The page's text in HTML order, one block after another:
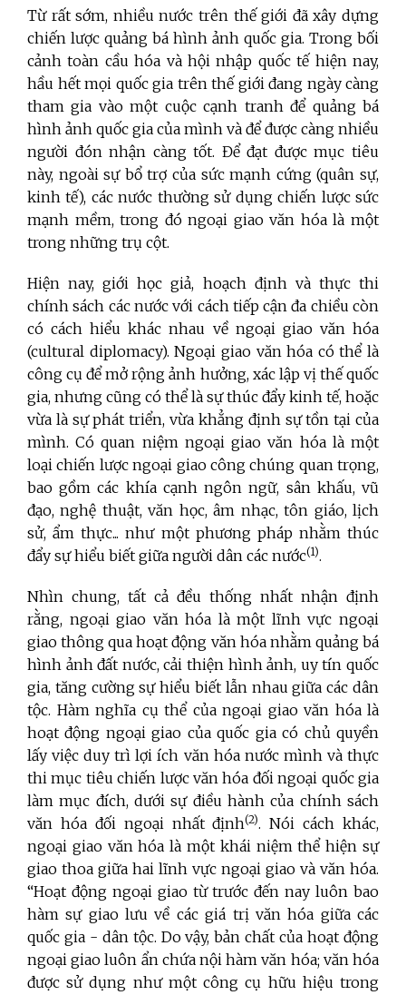
Từ rất sớm, nhiều nước trên thế giới đã xây dựng
chiến lược quảng bá hình ảnh quốc gia. Trong bối
cảnh toàn cầu hóa và hội nhập quốc tế hiện nay,
hầu hết mọi quốc gia trên thế giới đang ngày càng
tham gia vào một cuộc cạnh tranh để quảng bá
hình ảnh quốc gia của mình và để được càng nhiều
người đón nhận càng tốt. Để đạt được mục tiêu
này, ngoài sự bổ trợ của sức mạnh cứng (quân sự,
kinh tế), các nước thường sử dụng chiến lược sức
mạnh mềm, trong đó ngoại giao văn hóa là một
trong những trụ cột.
Hiện nay, giới học giả, hoạch định và thực thi
chính sách các nước với cách tiếp cận đa chiều còn
có cách hiểu khác nhau về ngoại giao văn hóa
(cultural diplomacy). Ngoại giao văn hóa có thể là
công cụ để mở rộng ảnh hưởng, xác lập vị thế quốc
gia, nhưng cũng có thể là sự thúc đẩy kinh tế, hoặc
vừa là sự phát triển, vừa khẳng định sự tồn tại của
mình. Có quan niệm ngoại giao văn hóa là một
loại chiến lược ngoại giao công chúng quan trọng,
bao gồm các khía cạnh ngôn ngữ, sân khấu, vũ
đạo, nghệ thuật, văn học, âm nhạc, tôn giáo, lịch
sử, ẩm thực... như một phương pháp nhằm thúc
đẩy sự hiểu biết giữa người dân các nước(1).
Nhìn chung, tất cả đều thống nhất nhận định
rằng, ngoại giao văn hóa là một lĩnh vực ngoại
giao thông qua hoạt động văn hóa nhằm quảng bá
hình ảnh đất nước, cải thiện hình ảnh, uy tín quốc
gia, tăng cường sự hiểu biết lẫn nhau giữa các dân
tộc. Hàm nghĩa cụ thể của ngoại giao văn hóa là
hoạt động ngoại giao của quốc gia có chủ quyền
lấy việc duy trì lợi ích văn hóa nước mình và thực
thi mục tiêu chiến lược văn hóa đối ngoại quốc gia
làm mục đích, dưới sự điều hành của chính sách
văn hóa đối ngoại nhất định(2). Nói cách khác,
ngoại giao văn hóa là một khái niệm thể hiện sự
giao thoa giữa hai lĩnh vực ngoại giao và văn hóa.
“Hoạt động ngoại giao từ trước đến nay luôn bao
hàm sự giao lưu về các giá trị văn hóa giữa các
quốc gia - dân tộc. Do vậy, bản chất của hoạt động
ngoại giao luôn ẩn chứa nội hàm văn hóa; văn hóa
được sử dụng như một công cụ hữu hiệu trong